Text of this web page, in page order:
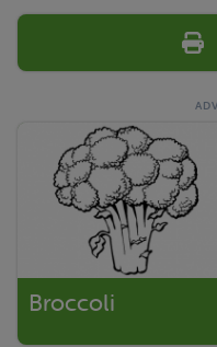
Broccoli